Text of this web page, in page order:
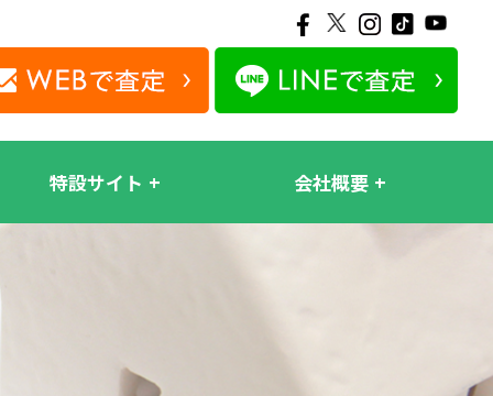
特設サイト 会社概要